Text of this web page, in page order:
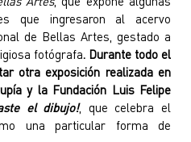
Artes, que expone algunas
que ingresaron al acervo
de Bellas Artes, gestado a
fotógrafa. Durante todo el
otra exposición realizada en
y la Fundación Luis Felipe
el dibujo!, que celebra el
una particular forma de